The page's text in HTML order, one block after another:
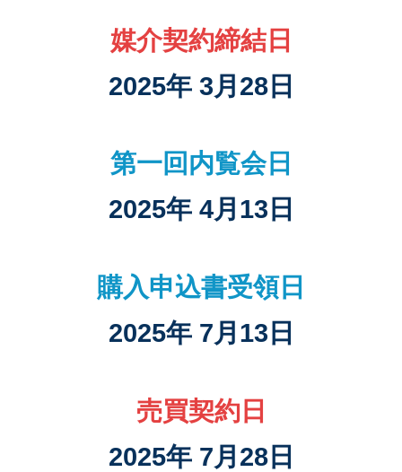
媒介契約締結日
2025年 3月28日
第一回内覧会日
2025年 4月13日
購入申込書受領日
2025年 7月13日
売買契約日
2025年 7月28日